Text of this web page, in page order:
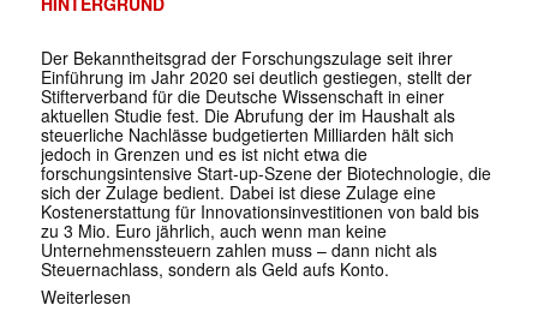
Der Bekanntheitsgrad der Forschungszulage seit ihrer
Einführung im Jahr 2020 sei deutlich gestiegen, stellt der
Stifterverband für die Deutsche Wissenschaft in einer
aktuellen Studie fest. Die Abrufung der im Haushalt als
steuerliche Nachlässe budgetierten Milliarden hält sich
jedoch in Grenzen und es ist nicht etwa die
forschungsintensive Start-up-Szene der Biotechnologie, die
sich der Zulage bedient. Dabei ist diese Zulage eine
Kostenerstattung für Innovationsinvestitionen von bald bis
zu 3 Mio. Euro jährlich, auch wenn man keine
Unternehmenssteuern zahlen muss – dann nicht als
Steuernachlass, sondern als Geld aufs Konto.
Weiterlesen